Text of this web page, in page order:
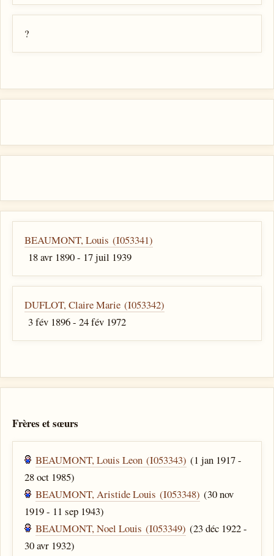
?
BEAUMONT, Louis (I053341)
18 avr 1890 - 17 juil 1939
DUFLOT, Claire Marie (I053342)
3 fév 1896 - 24 fév 1972
Frères et sœurs
BEAUMONT, Louis Leon (I053343) (1 jan 1917 -
28 oct 1985)
BEAUMONT, Aristide Louis (I053348) (30 nov
1919 - 11 sep 1943)
BEAUMONT, Noel Louis (I053349) (23 déc 1922 -
30 avr 1932)